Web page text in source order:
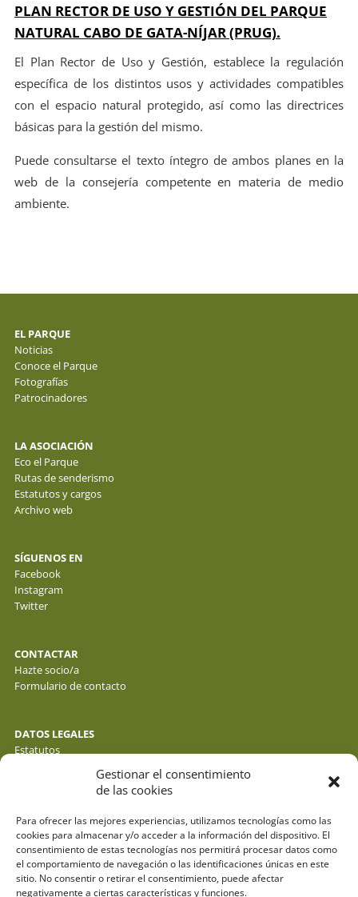
Gestionar el consentimiento
de las cookies
Para ofrecer las mejores experiencias, utilizamos tecnologías como las
cookies para almacenar y/o acceder a la información del dispositivo. El
consentimiento de estas tecnologías nos permitirá procesar datos como
el comportamiento de navegación o las identificaciones únicas en este
sitio. No consentir o retirar el consentimiento, puede afectar
negativamente a ciertas características y funciones.
PLAN RECTOR DE USO Y GESTIÓN DEL PARQUE
NATURAL CABO DE GATA-NÍJAR (PRUG).
El Plan Rector de Uso y Gestión, establece la regulación
específica de los distintos usos y actividades compatibles
con el espacio natural protegido, así como las directrices
básicas para la gestión del mismo.
Puede consultarse el texto íntegro de ambos planes en la
web de la consejería competente en materia de medio
ambiente.
EL PARQUE
Noticias
Conoce el Parque
Fotografías
Patrocinadores
LA ASOCIACIÓN
Eco el Parque
Rutas de senderismo
Estatutos y cargos
Archivo web
SÍGUENOS EN
Facebook
Instagram
Twitter
CONTACTAR
Hazte socio/a
Formulario de contacto
DATOS LEGALES
Estatutos
Política de cookies